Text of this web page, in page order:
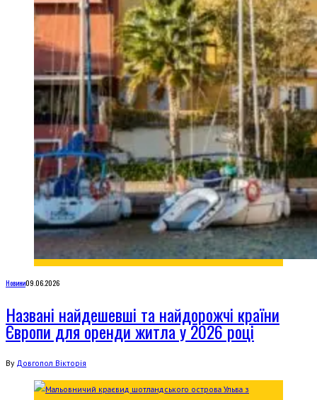
Новини09.06.2026
Названі найдешевші та найдорожчі країни
Європи для оренди житла у 2026 році
By Довгопол Вікторія